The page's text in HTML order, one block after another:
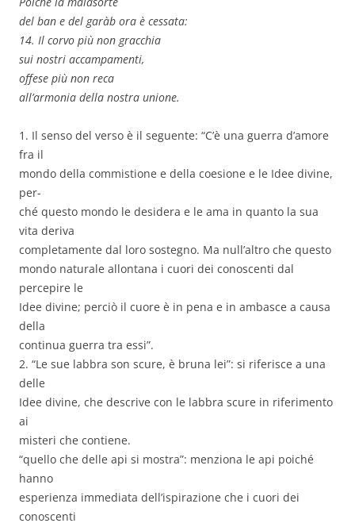
del ban e del garàb ora è cessata:
14. Il corvo più non gracchia
sui nostri accampamenti,
offese più non reca
all’armonia della nostra unione.
1. Il senso del verso è il seguente: “C’è una guerra d’amore
fra il
mondo della commistione e della coesione e le Idee divine,
per-
ché questo mondo le desidera e le ama in quanto la sua
vita deriva
completamente dal loro sostegno. Ma null’altro che questo
mondo naturale allontana i cuori dei conoscenti dal
percepire le
Idee divine; perciò il cuore è in pena e in ambasce a causa
della
continua guerra tra essi”.
2. “Le sue labbra son scure, è bruna lei”: si riferisce a una
delle
Idee divine, che descrive con le labbra scure in riferimento
ai
misteri che contiene.
“quello che delle api si mostra”: menziona le api poiché
hanno
esperienza immediata dell’ispirazione che i cuori dei
conoscenti